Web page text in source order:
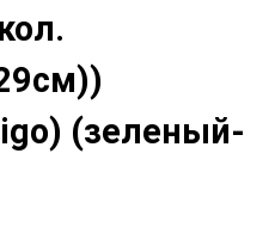
(зеленый-